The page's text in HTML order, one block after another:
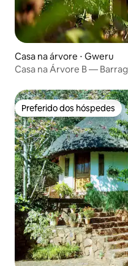
Casa na árvore ⋅ Gweru
Casa na Árvore B —
Preferido dos hóspedes
Preferido dos hóspedes